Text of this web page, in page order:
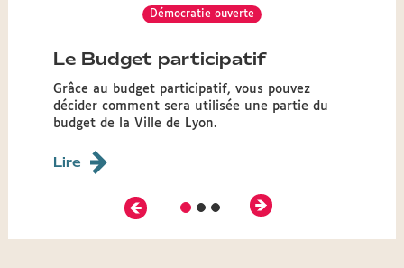
Démocratie ouverte
Le Budget participatif
Grâce au budget participatif, vous pouvez
décider comment sera utilisée une partie du
budget de la Ville de Lyon.
Lire
Précédent
Suivant
Diapositive
Diapositive
Diapositive